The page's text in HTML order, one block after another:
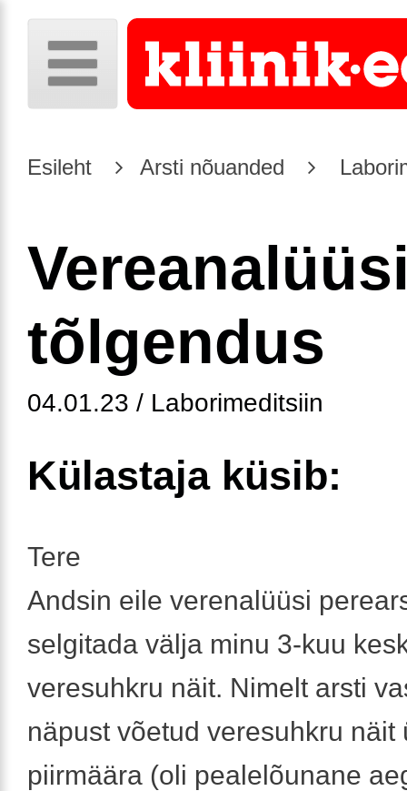
Esileht Arsti nõuanded
tõlgendus
04.01.23 / Laborimeditsiin
Külastaja küsib:
Tere
Andsin eile verenalüüsi
selgitada välja minu 3-kuu
veresuhkru näit. Nimelt arsti
näpust võetud veresuhkru näit
piirmäära (oli pealelõunane